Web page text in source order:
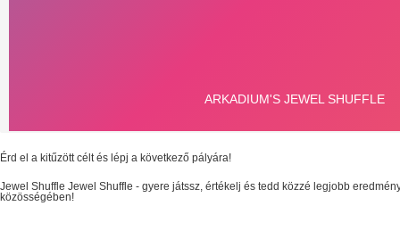
Érd el a kitűzött célt és lépj a következő pályára!
Jewel Shuffle - gyere játssz, értékelj és tedd közzé legjobb
Jewel Shuffle
közösségében!